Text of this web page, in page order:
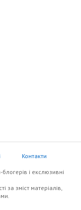
Контакти
i екслюзивнi
за зміст матеріалів,